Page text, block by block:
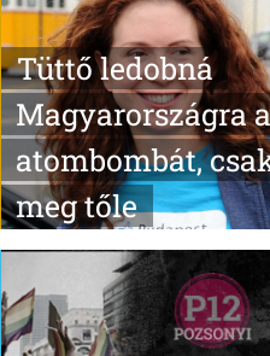
Tüttő ledobná
Magyarországra
atombombát,
meg tőle